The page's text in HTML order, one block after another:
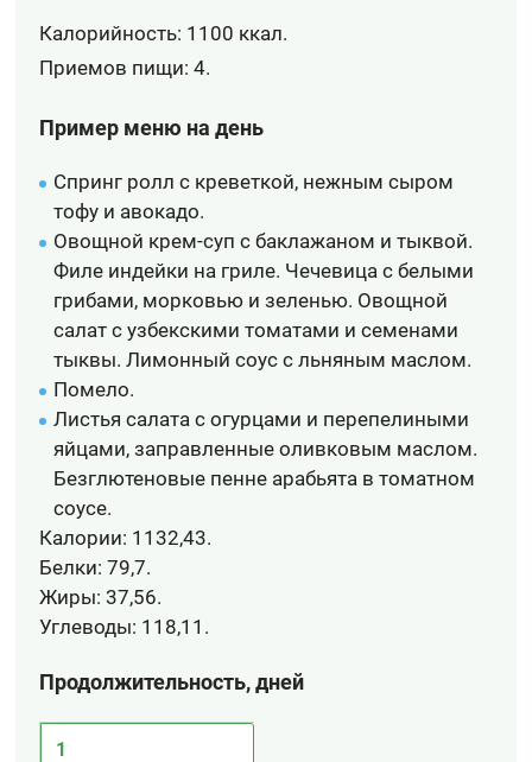
Калорийность: 1100 ккал.
Приемов пищи: 4.
Пример меню на день
Спринг ролл с креветкой, нежным сыром
тофу и авокадо.
Овощной крем-суп с баклажаном и тыквой.
Филе индейки на гриле. Чечевица с белыми
грибами, морковью и зеленью. Овощной
салат с узбекскими томатами и семенами
тыквы. Лимонный соус с льняным маслом.
Помело.
Листья салата с огурцами и перепелиными
яйцами, заправленные оливковым маслом.
Безглютеновые пенне арабьята в томатном
соусе.
Калории: 1132,43.
Белки: 79,7.
Жиры: 37,56.
Углеводы: 118,11.
Продолжительность, дней
1